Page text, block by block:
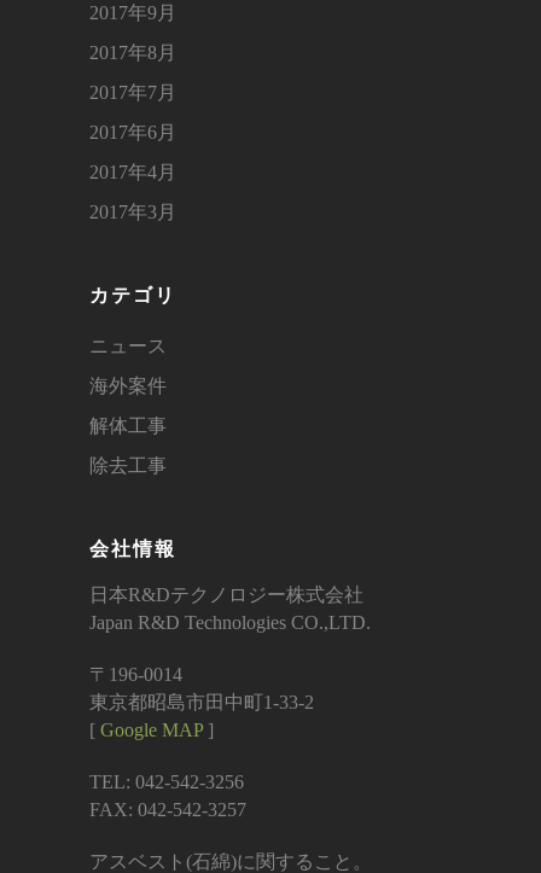
2017年9月
2017年8月
2017年7月
2017年6月
2017年4月
2017年3月
カテゴリ
ニュース
海外案件
解体工事
除去工事
会社情報
日本R&Dテクノロジー株式会社
Japan R&D Technologies CO.,LTD.
〒196-0014
東京都昭島市田中町1-33-2
[ Google MAP]
TEL: 042-542-3256
FAX: 042-542-3257
アスベスト(石綿)に関すること。